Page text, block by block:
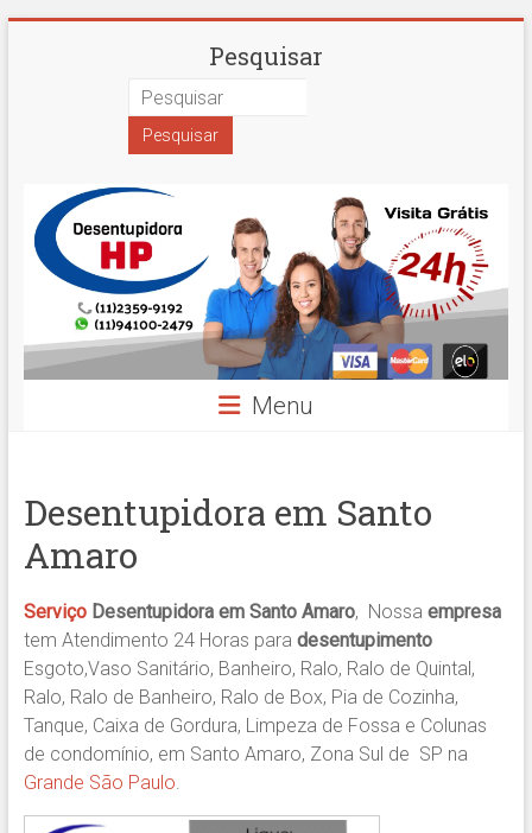
Desentupidora
Paulo
Hidro
Prime
Pesquisar
Menu
Desentupidora em Santo
Amaro
ServiçoDesentupidora em Santo Amaro, Nossa empresa
tem Atendimento 24 Horas para desentupimento
Esgoto,Vaso Sanitário, Banheiro, Ralo, Ralo de Quintal,
Ralo, Ralo de Banheiro, Ralo de Box, Pia de Cozinha,
Tanque, Caixa de Gordura, Limpeza de Fossa e Colunas
de condomínio, em Santo Amaro, Zona Sul de SP na
Grande São Paulo.